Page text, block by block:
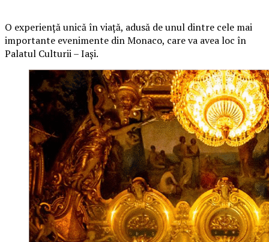
O experiență unică în viață, adusă de unul dintre cele mai
importante evenimente din Monaco, care va avea loc în
Palatul Culturii – Iași.